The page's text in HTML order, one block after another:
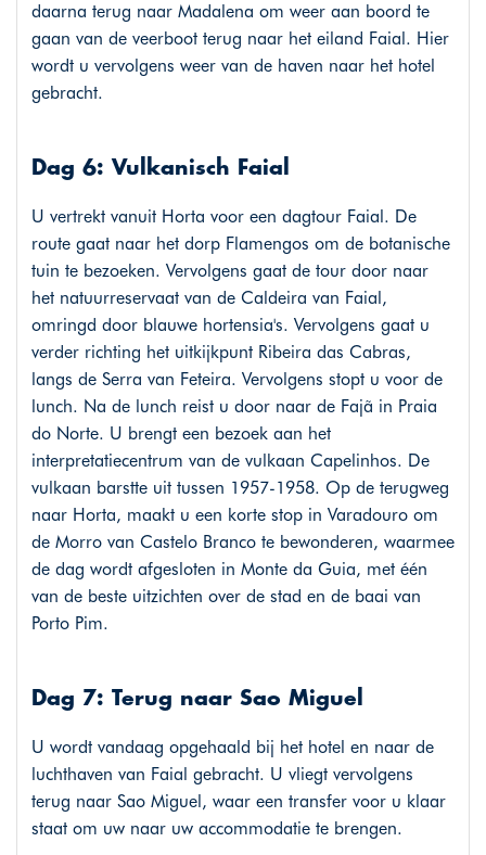
daarna terug naar Madalena om weer aan boord te
gaan van de veerboot terug naar het eiland Faial. Hier
wordt u vervolgens weer van de haven naar het hotel
gebracht.
Dag 6: Vulkanisch Faial
U vertrekt vanuit Horta voor een dagtour Faial. De
route gaat naar het dorp Flamengos om de botanische
tuin te bezoeken. Vervolgens gaat de tour door naar
het natuurreservaat van de Caldeira van Faial,
omringd door blauwe hortensia's. Vervolgens gaat u
verder richting het uitkijkpunt Ribeira das Cabras,
langs de Serra van Feteira. Vervolgens stopt u voor de
lunch. Na de lunch reist u door naar de Fajã in Praia
do Norte. U brengt een bezoek aan het
interpretatiecentrum van de vulkaan Capelinhos. De
vulkaan barstte uit tussen 1957-1958. Op de terugweg
naar Horta, maakt u een korte stop in Varadouro om
de Morro van Castelo Branco te bewonderen, waarmee
de dag wordt afgesloten in Monte da Guia, met één
van de beste uitzichten over de stad en de baai van
Porto Pim.
Dag 7: Terug naar Sao Miguel
U wordt vandaag opgehaald bij het hotel en naar de
luchthaven van Faial gebracht. U vliegt vervolgens
terug naar Sao Miguel, waar een transfer voor u klaar
staat om uw naar uw accommodatie te brengen.